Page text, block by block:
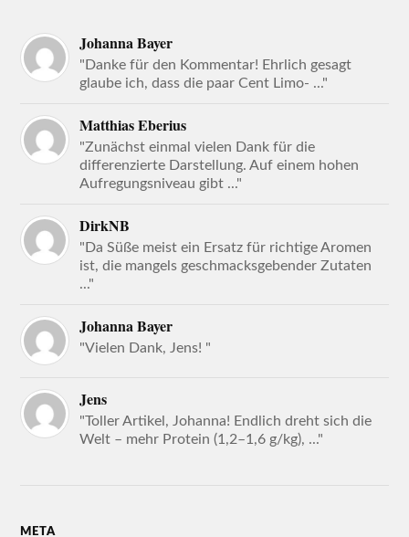
Johanna Bayer
"Danke für den Kommentar! Ehrlich gesagt
glaube ich, dass die paar Cent Limo- ..."
Matthias Eberius
"Zunächst einmal vielen Dank für die
differenzierte Darstellung. Auf einem hohen
Aufregungsniveau gibt ..."
DirkNB
"Da Süße meist ein Ersatz für richtige Aromen
ist, die mangels geschmacksgebender Zutaten
..."
Johanna Bayer
"Vielen Dank, Jens! "
Jens
"Toller Artikel, Johanna! Endlich dreht sich die
Welt – mehr Protein (1,2–1,6 g/kg), ..."
META